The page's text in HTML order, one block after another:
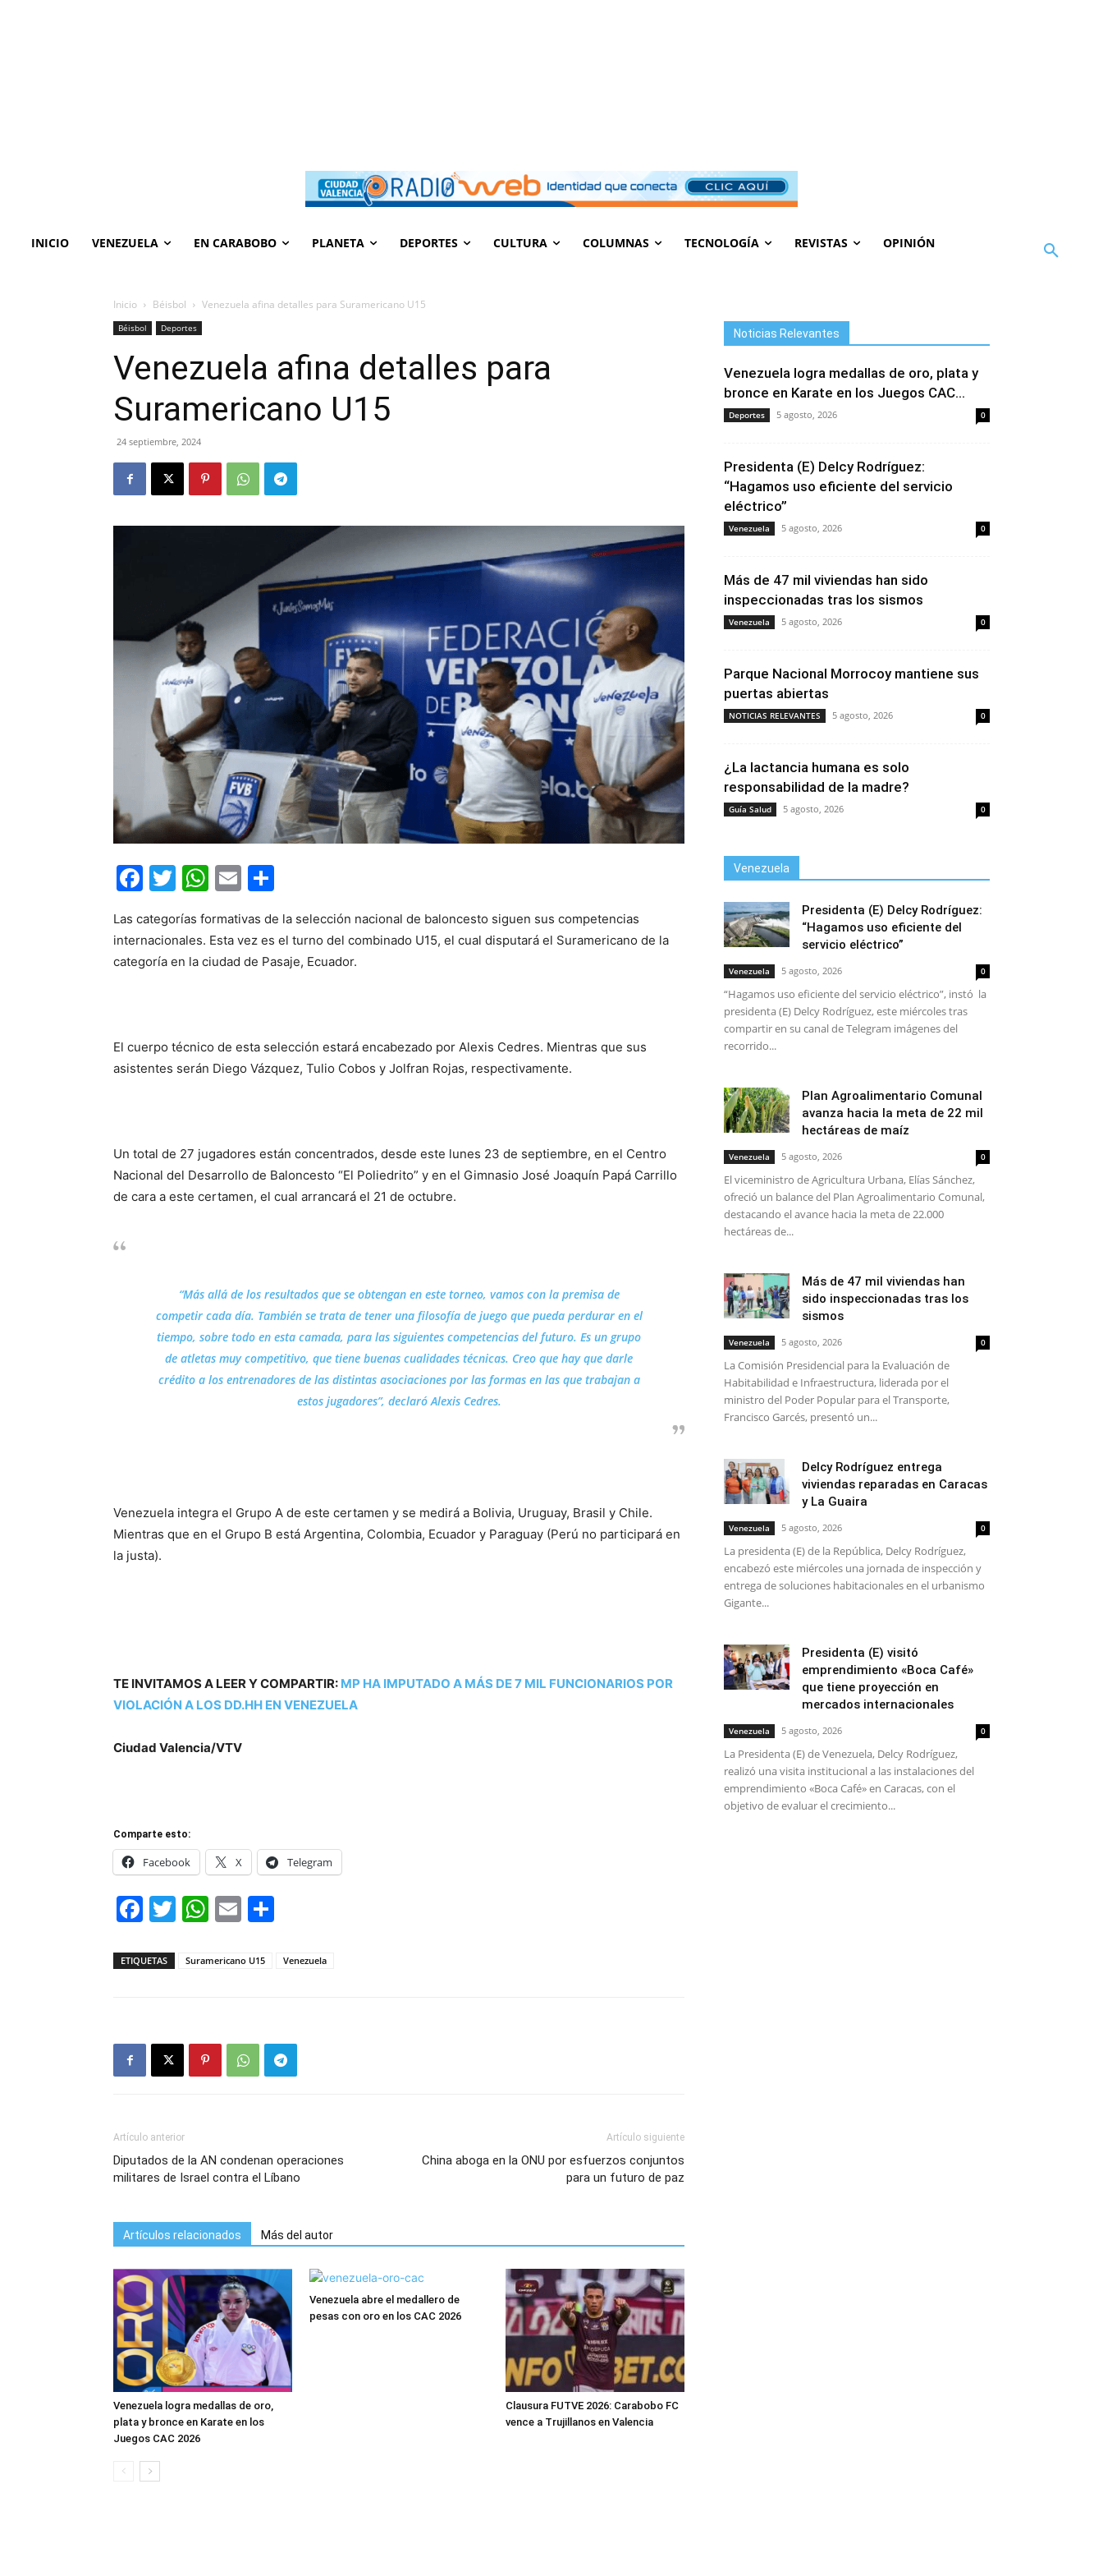
INICIO VENEZUELA EN CARABOBO PLANETA DEPORTES CULTURA COLUMNAS TECNOLOGÍA REVISTAS OPINIÓN
Inicio Béisbol Venezuela afina detalles para Suramericano U15
Béisbol Deportes
Venezuela afina detalles para
Suramericano U15
24 septiembre, 2024
Facebook
Twitter
WhatsApp
Email
Las categorías formativas de la selección nacional de baloncesto siguen sus competencias
internacionales. Esta vez es el turno del combinado U15, el cual disputará el Suramericano de la
categoría en la ciudad de Pasaje, Ecuador.
El cuerpo técnico de esta selección estará encabezado por Alexis Cedres. Mientras que sus
asistentes serán Diego Vázquez, Tulio Cobos y Jolfran Rojas, respectivamente.
Un total de 27 jugadores están concentrados, desde este lunes 23 de septiembre, en el Centro
Nacional del Desarrollo de Baloncesto “El Poliedrito” y en el Gimnasio José Joaquín Papá Carrillo
de cara a este certamen, el cual arrancará el 21 de octubre.
“Más allá de los resultados que se obtengan en este torneo, vamos con la premisa de
competir cada día. También se trata de tener una filosofía de juego que pueda perdurar en el
tiempo, sobre todo en esta camada, para las siguientes competencias del futuro. Es un grupo
de atletas muy competitivo, que tiene buenas cualidades técnicas. Creo que hay que darle
crédito a los entrenadores de las distintas asociaciones por las formas en las que trabajan a
estos jugadores”, declaró Alexis Cedres.
Venezuela integra el Grupo A de este certamen y se medirá a Bolivia, Uruguay, Brasil y Chile.
Mientras que en el Grupo B está Argentina, Colombia, Ecuador y Paraguay (Perú no participará en
la justa).
TE INVITAMOS A LEER Y COMPARTIR: MP HA IMPUTADO A MÁS DE 7 MIL FUNCIONARIOS POR
VIOLACIÓN A LOS DD.HH EN VENEZUELA
Ciudad Valencia/VTV
Comparte esto:
Facebook X Telegram
Facebook
Twitter
WhatsApp
Email
ETIQUETAS Suramericano U15 Venezuela
Artículo anterior
Diputados de la AN condenan operaciones
militares de Israel contra el Líbano
Artículo siguiente
China aboga en la ONU por esfuerzos conjuntos
para un futuro de paz
Artículos relacionados Más del autor
Venezuela logra medallas de oro,
plata y bronce en Karate en los
Juegos CAC 2026
Venezuela abre el medallero de
pesas con oro en los CAC 2026
Clausura FUTVE 2026: Carabobo FC
vence a Trujillanos en Valencia
Noticias Relevantes
Venezuela logra medallas de oro, plata y
bronce en Karate en los Juegos CAC...
Deportes 5 agosto, 2026 0
Presidenta (E) Delcy Rodríguez:
“Hagamos uso eficiente del servicio
eléctrico”
Venezuela 5 agosto, 2026 0
Más de 47 mil viviendas han sido
inspeccionadas tras los sismos
Venezuela 5 agosto, 2026 0
Parque Nacional Morrocoy mantiene sus
puertas abiertas
NOTICIAS RELEVANTES 5 agosto, 2026 0
¿La lactancia humana es solo
responsabilidad de la madre?
Guía Salud 5 agosto, 2026 0
Venezuela
Presidenta (E) Delcy Rodríguez:
“Hagamos uso eficiente del
servicio eléctrico”
Venezuela 5 agosto, 2026 0
“Hagamos uso eficiente del servicio eléctrico”, instó la
presidenta (E) Delcy Rodríguez, este miércoles tras
compartir en su canal de Telegram imágenes del
recorrido...
Plan Agroalimentario Comunal
avanza hacia la meta de 22 mil
hectáreas de maíz
Venezuela 5 agosto, 2026 0
El viceministro de Agricultura Urbana, Elías Sánchez,
ofreció un balance del Plan Agroalimentario Comunal,
destacando el avance hacia la meta de 22.000
hectáreas de...
Más de 47 mil viviendas han
sido inspeccionadas tras los
sismos
Venezuela 5 agosto, 2026 0
La Comisión Presidencial para la Evaluación de
Habitabilidad e Infraestructura, liderada por el
ministro del Poder Popular para el Transporte,
Francisco Garcés, presentó un...
Delcy Rodríguez entrega
viviendas reparadas en Caracas
y La Guaira
Venezuela 5 agosto, 2026 0
La presidenta (E) de la República, Delcy Rodríguez,
encabezó este miércoles una jornada de inspección y
entrega de soluciones habitacionales en el urbanismo
Gigante...
Presidenta (E) visitó
emprendimiento «Boca Café»
que tiene proyección en
mercados internacionales
Venezuela 5 agosto, 2026 0
La Presidenta (E) de Venezuela, Delcy Rodríguez,
realizó una visita institucional a las instalaciones del
emprendimiento «Boca Café» en Caracas, con el
objetivo de evaluar el crecimiento...